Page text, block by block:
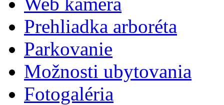
Prehliadka arboréta
Parkovanie
Možnosti ubytovania
Fotogaléria